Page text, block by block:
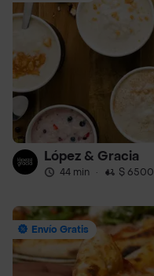
López & Gracia
44 min · $ 6500
Envío Gratis